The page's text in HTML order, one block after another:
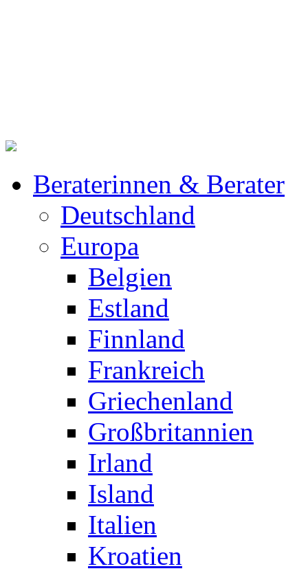
Beraterinnen & Berater
Deutschland
Europa
Belgien
Estland
Finnland
Frankreich
Griechenland
Großbritannien
Irland
Island
Italien
Kroatien